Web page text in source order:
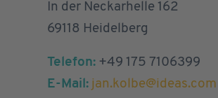
In der Neckarhelle 162
69118 Heidelberg
Telefon: +49 175 7106399
E-Mail: jan.kolbe@ideas.com